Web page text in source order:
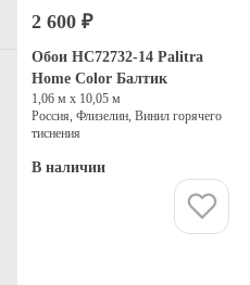
2 600 ₽
Обои HC72732-14 Palitra
Home Color Балтик
1,06 м х 10,05 м
Россия, Флизелин, Винил горячего
тиснения
В наличии